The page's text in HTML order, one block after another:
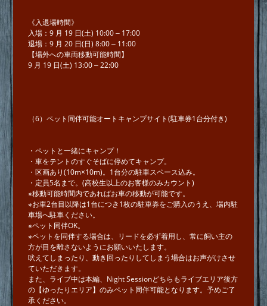
《⼊退場時間》
⼊場：9 ⽉ 19 ⽇(⼟) 10:00 ‒ 17:00
退場：9 ⽉ 20 ⽇(⽇) 8:00 ‒ 11:00
【場外への⾞両移動可能時間】
9 ⽉ 19 ⽇(⼟) 13:00 ‒ 22:00
（6）ペット同伴可能オートキャンプサイト(駐⾞券1台分付き)
・ペットと⼀緒にキャンプ！
・⾞をテントのすぐそばに停めてキャンプ。
・区画あり(10m×10m)。1台分の駐⾞スペース込み。
・定員5名まで。(⾼校⽣以上のお客様のみカウント)
※移動可能時間内であればお⾞の移動が可能です。
※お⾞2台⽬以降は1台につき1枚の駐⾞券をご購⼊のうえ、場内駐
⾞場へ駐⾞ください。
※ペット同伴OK。
※ペットを同伴する場合は、リードを必ず着⽤し、常に飼い主の
⽅が⽬を離さないようにお願いいたします。
吠えてしまったり、動き回ったりしてしまう場合はお声がけさせ
ていただきます。
また、ライブ中は本編、Night Sessionどちらもライブエリア後⽅
の【ゆったりエリア】のみペット同伴可能となります。予めご了
承ください。